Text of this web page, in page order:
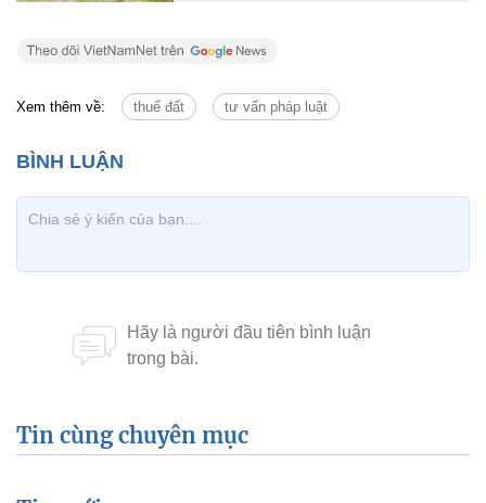
Xem thêm về: thuế đất tư vấn pháp luật
Tin cùng chuyên mục